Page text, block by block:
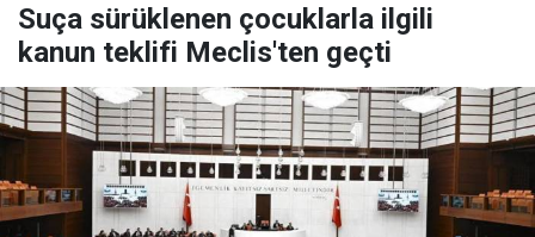
Suça sürüklenen çocuklarla ilgili
kanun teklifi Meclis'ten geçti